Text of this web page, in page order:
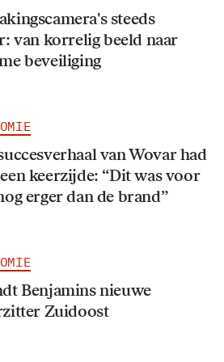
steeds
van korrelig beeld naar
beveiliging
van Wovar had
keerzijde: “Dit was voor
erger dan de brand”
Benjamins nieuwe
Zuidoost